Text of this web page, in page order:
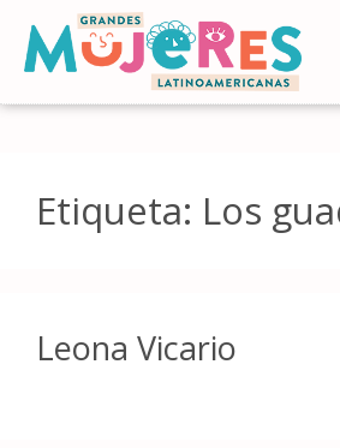
Etiqueta: Los
Leona Vicario